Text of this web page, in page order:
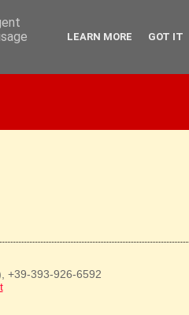
+39-393-926-6592
LEARN MORE GOT IT